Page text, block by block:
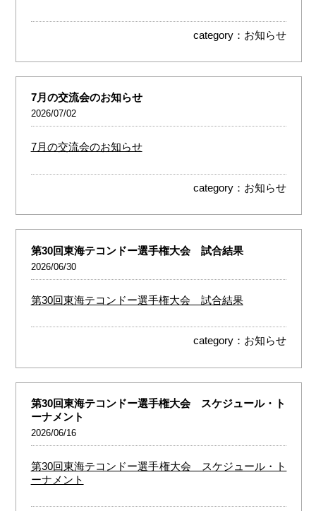
category： お知らせ
7月の交流会のお知らせ
2026/07/02
7月の交流会のお知らせ
category： お知らせ
第30回東海テコンドー選手権大会 試合結果
2026/06/30
第30回東海テコンドー選手権大会 試合結果
category： お知らせ
第30回東海テコンドー選手権大会 スケジュール・ト
ーナメント
2026/06/16
第30回東海テコンドー選手権大会 スケジュール・ト
ーナメント